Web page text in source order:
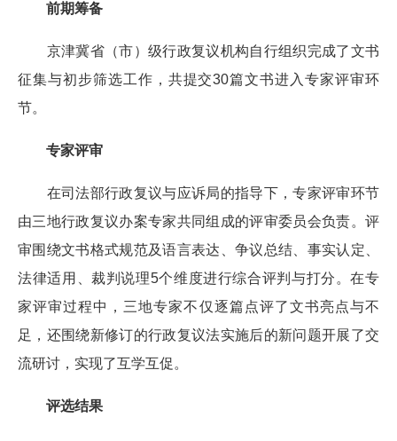
前期筹备
京津冀省（市）级行政复议机构自行组织完成了文书
征集与初步筛选工作，共提交30篇文书进入专家评审环
节。
专家评审
在司法部行政复议与应诉局的指导下，专家评审环节
由三地行政复议办案专家共同组成的评审委员会负责。评
审围绕文书格式规范及语言表达、争议总结、事实认定、
法律适用、裁判说理5个维度进行综合评判与打分。在专
家评审过程中，三地专家不仅逐篇点评了文书亮点与不
足，还围绕新修订的行政复议法实施后的新问题开展了交
流研讨，实现了互学互促。
评选结果